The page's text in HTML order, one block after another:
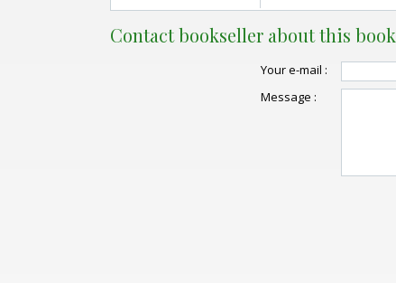
Contact bookseller about this book
Your e-mail :
Message :